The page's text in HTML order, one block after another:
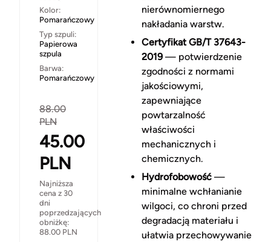
Kolor:
Pomarańczowy
Typ szpuli:
Papierowa
szpula
Barwa:
Pomarańczowy
88.00
PLN
45.00
PLN
Najniższa
cena z 30
dni
poprzedzających
obniżkę:
88.00 PLN
nierównomiernego
nakładania warstw.
Certyfikat GB/T 37643-
2019— potwierdzenie
zgodności z normami
jakościowymi,
zapewniające
powtarzalność
właściwości
mechanicznych i
chemicznych.
Hydrofobowość—
minimalne wchłanianie
wilgoci, co chroni przed
degradacją materiału i
ułatwia przechowywanie